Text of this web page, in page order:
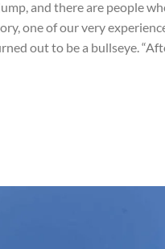
and there are people
one of our very
out to be a bullseye.